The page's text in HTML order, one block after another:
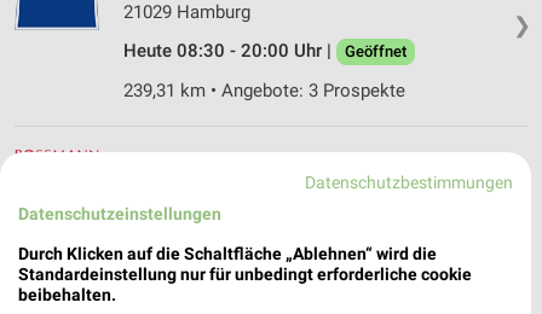
❯
21029 Hamburg
Heute 08:30 - 20:00 Uhr |
Geöffnet
239,31 km • Angebote: 3 Prospekte
21029 Hamburg
Heute 08:00 - 20:00 Uhr | Geöffnet
Datenschutzbestimmungen
Datenschutzeinstellungen
Durch Klicken auf die Schaltfläche „Ablehnen“ wird die
Standardeinstellung nur für unbedingt erforderliche cookie
beibehalten.